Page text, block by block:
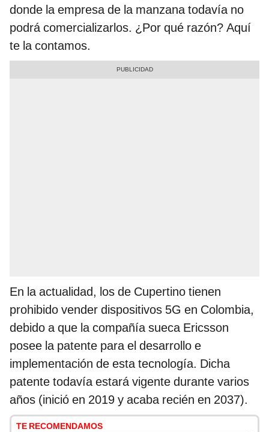
donde la empresa de la manzana todavía no
podrá comercializarlos. ¿Por qué razón? Aquí
te la contamos.
En la actualidad, los de Cupertino tienen
prohibido vender dispositivos 5G en Colombia,
debido a que la compañía sueca Ericsson
posee la patente para el desarrollo e
implementación de esta tecnología. Dicha
patente todavía estará vigente durante varios
años (inició en 2019 y acaba recién en 2037).
TE RECOMENDAMOS